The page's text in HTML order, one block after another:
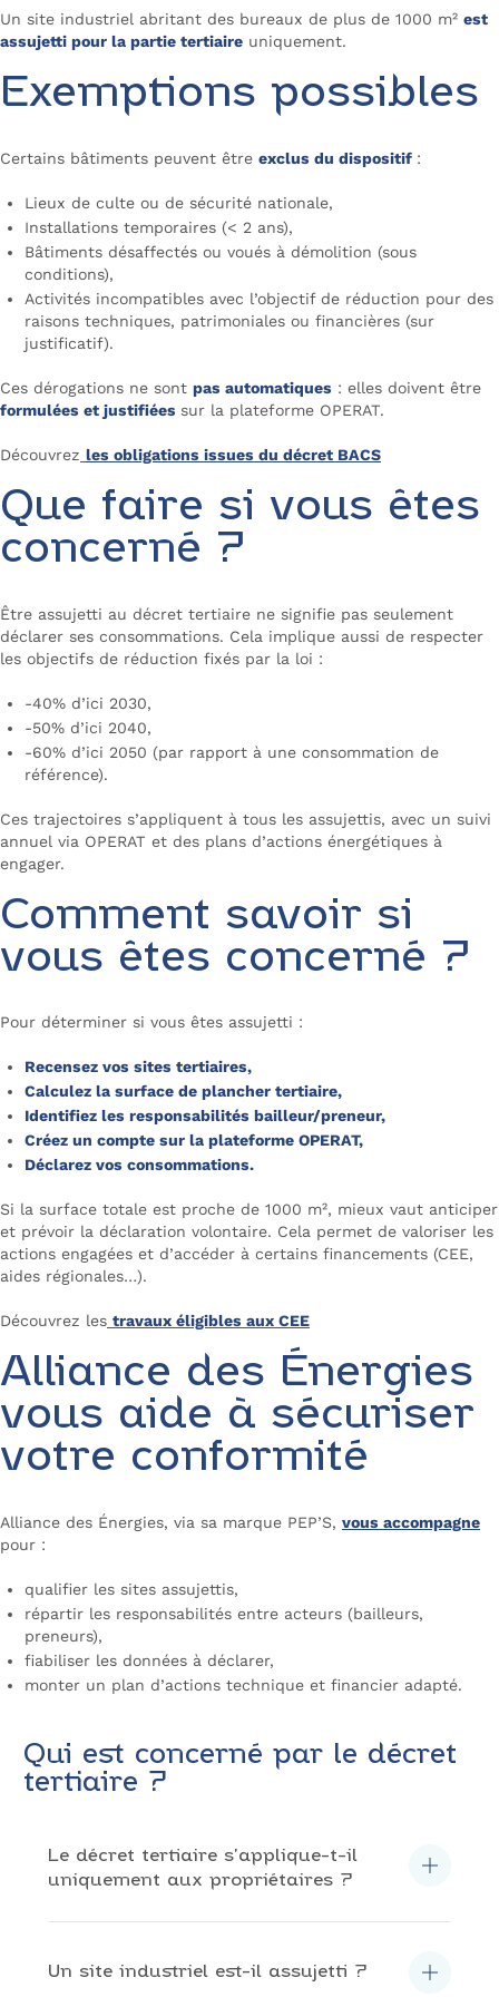
Un site industriel abritant des bureaux de plus de 1000 m² est
assujetti pour la partie tertiaire uniquement.
Exemptions possibles
Certains bâtiments peuvent être exclus du dispositif :
Lieux de culte ou de sécurité nationale,
Installations temporaires (< 2 ans),
Bâtiments désaffectés ou voués à démolition (sous
conditions),
Activités incompatibles avec l’objectif de réduction pour des
raisons techniques, patrimoniales ou financières (sur
justificatif).
Ces dérogations ne sont pas automatiques : elles doivent être
formulées et justifiées sur la plateforme OPERAT.
Découvrez les obligations issues du décret BACS
Que faire si vous êtes
concerné ?
Être assujetti au décret tertiaire ne signifie pas seulement
déclarer ses consommations. Cela implique aussi de respecter
les objectifs de réduction fixés par la loi :
-40% d’ici 2030,
-50% d’ici 2040,
-60% d’ici 2050 (par rapport à une consommation de
référence).
Ces trajectoires s’appliquent à tous les assujettis, avec un suivi
annuel via OPERAT et des plans d’actions énergétiques à
engager.
Comment savoir si
vous êtes concerné ?
Pour déterminer si vous êtes assujetti :
Recensez vos sites tertiaires,
Calculez la surface de plancher tertiaire,
Identifiez les responsabilités bailleur/preneur,
Créez un compte sur la plateforme OPERAT,
Déclarez vos consommations.
Si la surface totale est proche de 1000 m², mieux vaut anticiper
et prévoir la déclaration volontaire. Cela permet de valoriser les
actions engagées et d’accéder à certains financements (CEE,
aides régionales…).
Découvrez les travaux éligibles aux CEE
Alliance des Énergies
vous aide à sécuriser
votre conformité
Alliance des Énergies, via sa marque PEP’S, vous accompagne
pour :
qualifier les sites assujettis,
répartir les responsabilités entre acteurs (bailleurs,
preneurs),
fiabiliser les données à déclarer,
monter un plan d’actions technique et financier adapté.
Qui est concerné par le décret
tertiaire ?
Le décret tertiaire s’applique-t-il
uniquement aux propriétaires ?
propriétaires (bailleurs, investisseurs) et les
responsabilités doit être clarifiée
Un site industriel est-il assujetti ?